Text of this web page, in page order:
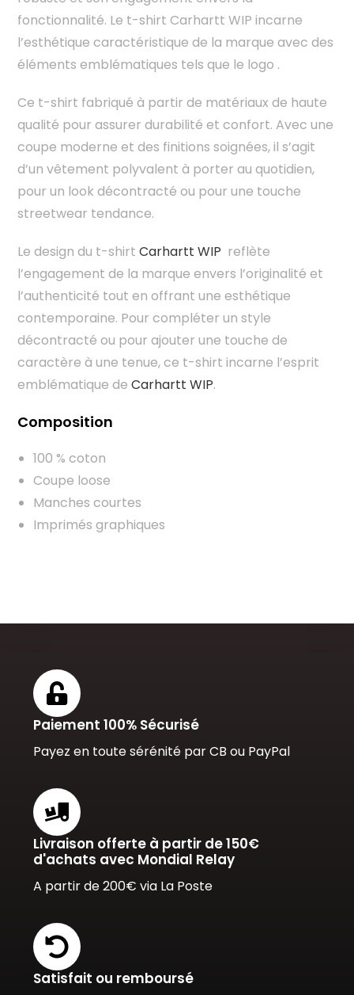
fonctionnalité. Le t-shirt Carhartt WIP incarne
l’esthétique caractéristique de la marque avec des
éléments emblématiques tels que le logo .
Ce t-shirt fabriqué à partir de matériaux de haute
qualité pour assurer durabilité et confort. Avec une
coupe moderne et des finitions soignées, il s’agit
d’un vêtement polyvalent à porter au quotidien,
pour un look décontracté ou pour une touche
streetwear tendance.
Le design du t-shirtCarhartt WIP reflète
l’engagement de la marque envers l’originalité et
l’authenticité tout en offrant une esthétique
contemporaine. Pour compléter un style
décontracté ou pour ajouter une touche de
caractère à une tenue, ce t-shirt incarne l’esprit
emblématique deCarhartt WIP.
Composition
100 % coton
Coupe loose
Manches courtes
Imprimés graphiques
Paiement 100% Sécurisé
Payez en toute sérénité par CB ou PayPal
Livraison offerte à partir de 150€
d'achats avec Mondial Relay
A partir de 200€ via La Poste
Satisfait ou remboursé